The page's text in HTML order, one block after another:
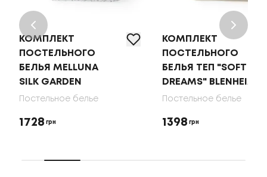
КОМПЛЕКТ
ПОСТЕЛЬНОГО
БЕЛЬЯ MELLUNA
SILK GARDEN
Постельное белье
1728 грн
КОМПЛЕКТ
ПОСТЕЛЬНОГО
БЕЛЬЯ ТЕП "SOFT
DREAMS" BLENHEIM
Постельное белье
1398 грн